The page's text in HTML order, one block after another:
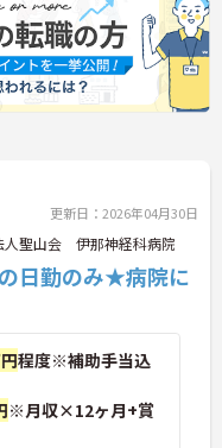
更新日：2026年04月30日
人聖山会 伊那神経科病院
日勤のみ★病院に
程度※補助手当込
※月収×12ヶ月+賞